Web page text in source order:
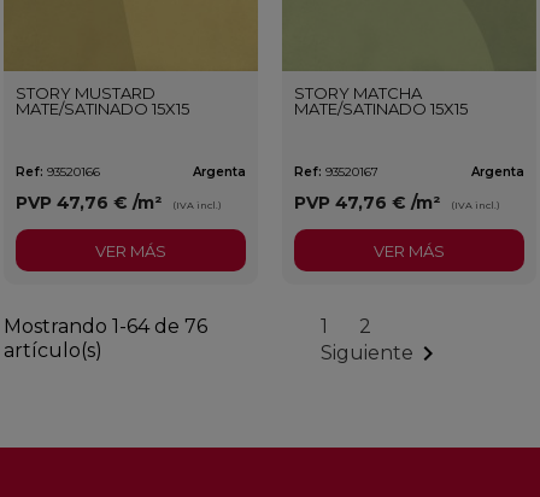
STORY MUSTARD
MATE/SATINADO 15X15
Ref: 93520166 Argenta
PVP 47,76 € /m² (IVA incl.)
VER MÁS
STORY MATCHA
MATE/SATINADO 15X15
Ref: 93520167 Argenta
PVP 47,76 € /m² (IVA incl.)
VER MÁS
Mostrando 1-64 de 76
artículo(s)
1
2
Siguiente 